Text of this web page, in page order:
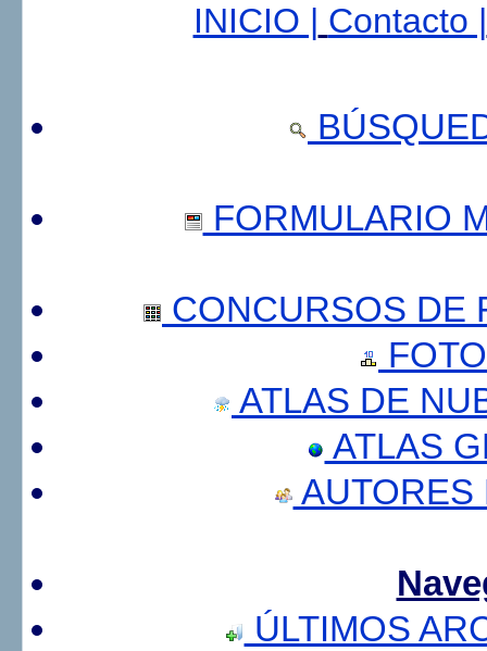
INICIO | Contacto |
FORMULARIO
CONCURSOS DE
ATLAS DE
ATLAS
AUTORES
ÚLTIMOS